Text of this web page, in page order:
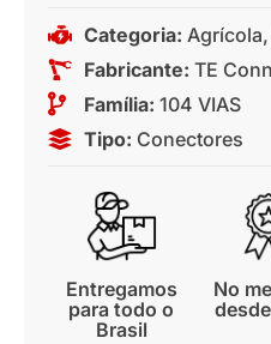
Categoria: Agrícola,
Fabricante: TE
Família: 104 VIAS
Tipo: Conectores
Entregamos
para todo o
Brasil
No